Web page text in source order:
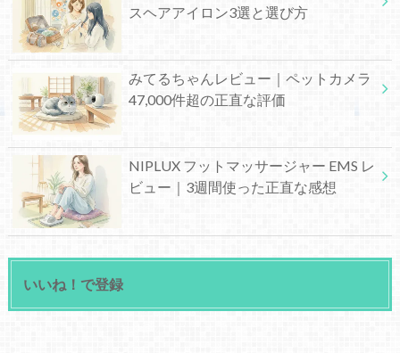
スヘアアイロン3選と選び方
みてるちゃんレビュー｜ペットカメラ
47,000件超の正直な評価
NIPLUX フットマッサージャー EMS レ
ビュー｜3週間使った正直な感想
いいね！で登録